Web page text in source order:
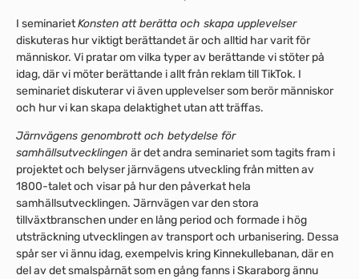
I seminarietKonsten att berätta och skapa upplevelser
diskuteras hur viktigt berättandet är och alltid har varit för
människor. Vi pratar om vilka typer av berättande vi stöter på
idag, där vi möter berättande i allt från reklam till TikTok. I
seminariet diskuterar vi även upplevelser som berör människor
och hur vi kan skapa delaktighet utan att träffas.
Järnvägens genombrott och betydelse för
samhällsutvecklingen är det andra seminariet som tagits fram i
projektet och belyser järnvägens utveckling från mitten av
1800-talet och visar på hur den påverkat hela
samhällsutvecklingen. Järnvägen var den stora
tillväxtbranschen under en lång period och formade i hög
utsträckning utvecklingen av transport och urbanisering. Dessa
spår ser vi ännu idag, exempelvis kring Kinnekullebanan, där en
del av det smalspårnät som en gång fanns i Skaraborg ännu